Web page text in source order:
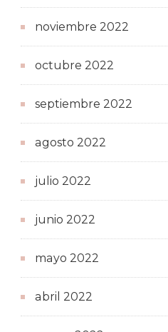
noviembre 2022
octubre 2022
septiembre 2022
agosto 2022
julio 2022
junio 2022
mayo 2022
abril 2022